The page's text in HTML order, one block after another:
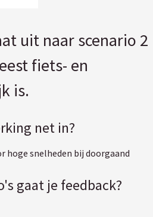
uit naar scenario 2
fiets- en
is.
net in?
hoge snelheden bij doorgaand
gaat je feedback?